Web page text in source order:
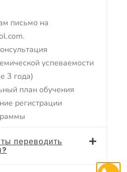
письмо на
успеваемости
3 года)
план обучения
регистрации
переводить